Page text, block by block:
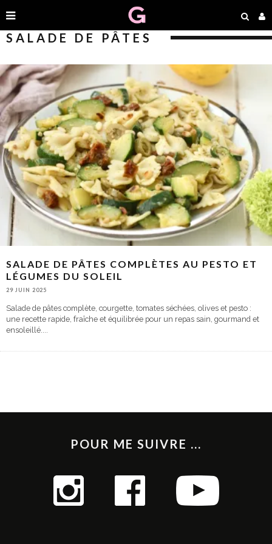
SALADE DE PÂTES
SALADE DE PÂTES COMPLÈTES AU PESTO ET
LÉGUMES DU SOLEIL
29 JUIN 2025
Salade de pâtes complète, courgette, tomates séchées, olives et pesto :
une recette rapide, fraîche et équilibrée pour un repas sain, gourmand et
ensoleillé.
POUR ME SUIVRE ...